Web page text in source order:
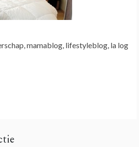
mamablog, lifestyleblog, la log